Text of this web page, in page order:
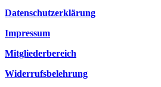
Datenschutzerklärung
Impressum
Mitgliederbereich
Widerrufsbelehrung